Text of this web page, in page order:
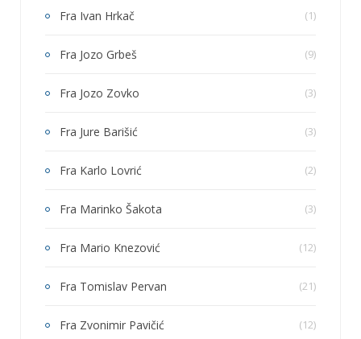
Fra Ivan Hrkač (1)
Fra Jozo Grbeš (9)
Fra Jozo Zovko (3)
Fra Jure Barišić (3)
Fra Karlo Lovrić (2)
Fra Marinko Šakota (3)
Fra Mario Knezović (12)
Fra Tomislav Pervan (21)
Fra Zvonimir Pavičić (12)